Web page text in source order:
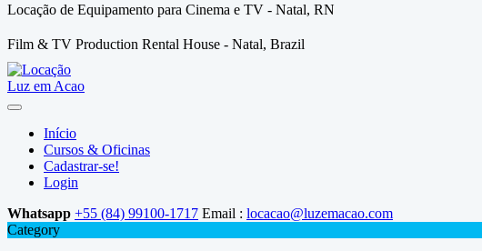
Locação de Equipamento para Cinema e TV - Natal, RN
Film & TV Production Rental House - Natal, Brazil
Início
Cursos & Oficinas
Cadastrar-se!
Login
Whatsapp +55 (84) 99100-1717 Email : locacao@luzemacao.com
Category